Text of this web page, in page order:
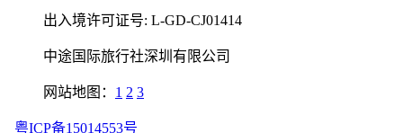
出入境许可证号: L-GD-CJ01414
中途国际旅行社深圳有限公司
网站地图： 1 2 3
粤ICP备15014553号